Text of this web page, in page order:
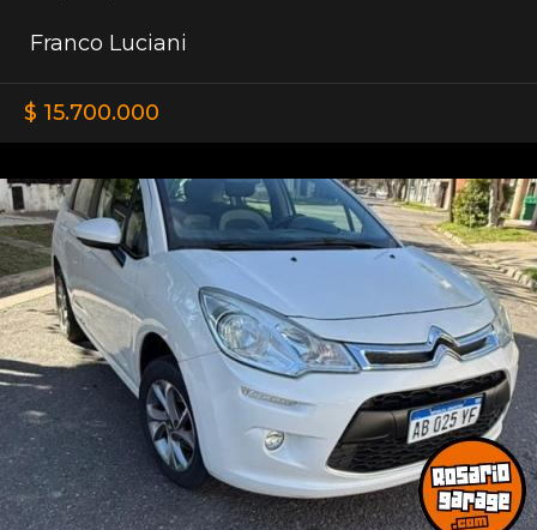
Franco Luciani
$ 15.700.000